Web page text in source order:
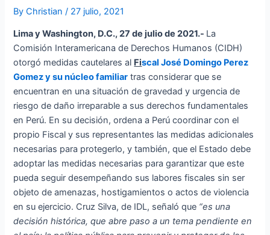
ByChristian/ 27 julio, 2021
Lima y Washington, D.C., 27 de julio de 2021.- La
Comisión Interamericana de Derechos Humanos (CIDH)
otorgó medidas cautelares al Fiscal José Domingo Perez
Gomez y su núcleo familiar tras considerar que se
encuentran en una situación de gravedad y urgencia de
riesgo de daño irreparable a sus derechos fundamentales
en Perú. En su decisión, ordena a Perú coordinar con el
propio Fiscal y sus representantes las medidas adicionales
necesarias para protegerlo, y también, que el Estado debe
adoptar las medidas necesarias para garantizar que este
pueda seguir desempeñando sus labores fiscales sin ser
objeto de amenazas, hostigamientos o actos de violencia
en su ejercicio. Cruz Silva, de IDL, señaló que “es una
decisión histórica, que abre paso a un tema pendiente en